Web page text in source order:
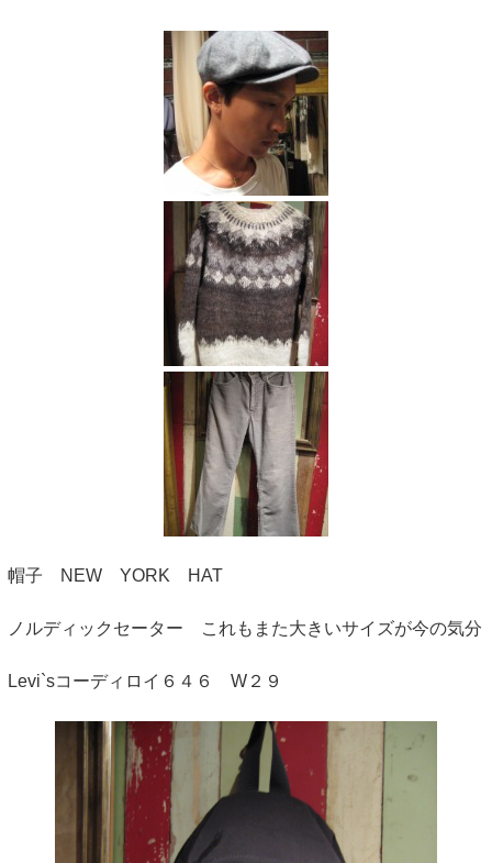
帽子 NEW YORK HAT
ノルディックセーター これもまた大きいサイズが今の気分
Levi`sコーディロイ６４６ W２９